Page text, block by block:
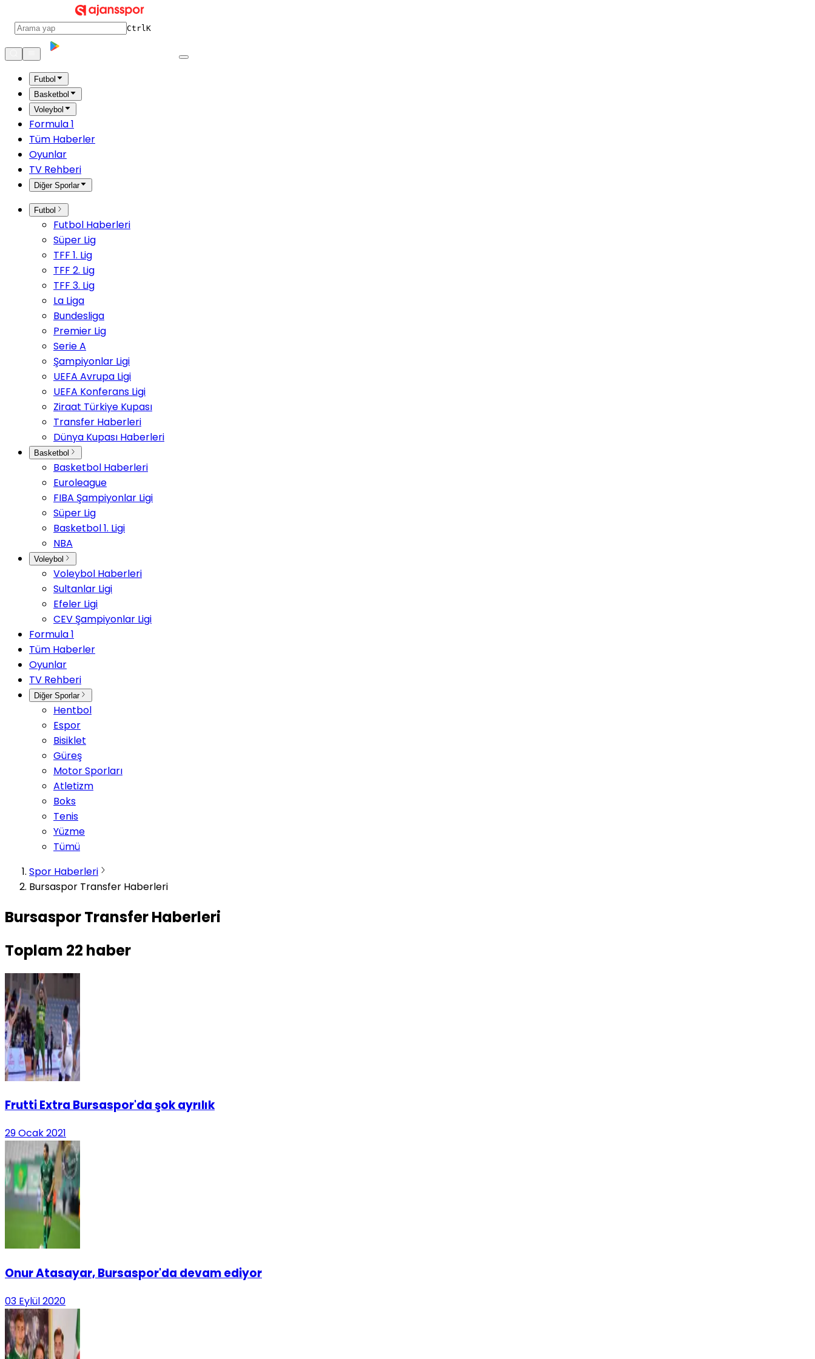
CtrlK
Futbol
Basketbol
Voleybol
Formula 1
Tüm Haberler
Oyunlar
TV Rehberi
Diğer Sporlar
Futbol
Futbol Haberleri
Süper Lig
TFF 1. Lig
TFF 2. Lig
TFF 3. Lig
La Liga
Bundesliga
Premier Lig
Serie A
Şampiyonlar Ligi
UEFA Avrupa Ligi
UEFA Konferans Ligi
Ziraat Türkiye Kupası
Transfer Haberleri
Dünya Kupası Haberleri
Basketbol
Basketbol Haberleri
Euroleague
FIBA Şampiyonlar Ligi
Süper Lig
Basketbol 1. Ligi
NBA
Voleybol
Voleybol Haberleri
Sultanlar Ligi
Efeler Ligi
CEV Şampiyonlar Ligi
Formula 1
Tüm Haberler
Oyunlar
TV Rehberi
Diğer Sporlar
Hentbol
Espor
Bisiklet
Güreş
Motor Sporları
Atletizm
Boks
Tenis
Yüzme
Tümü
Spor Haberleri
Bursaspor Transfer Haberleri
Bursaspor Transfer Haberleri
Toplam 22 haber
Frutti Extra Bursaspor'da şok ayrılık
29 Ocak 2021
Onur Atasayar, Bursaspor'da devam ediyor
03 Eylül 2020